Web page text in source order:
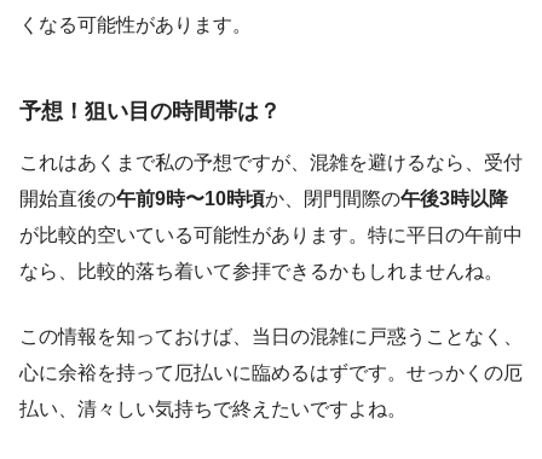
くなる可能性があります。
予想！狙い目の時間帯は？
これはあくまで私の予想ですが、混雑を避けるなら、受付
開始直後の午前9時〜10時頃か、閉門間際の午後3時以降
が比較的空いている可能性があります。特に平日の午前中
なら、比較的落ち着いて参拝できるかもしれませんね。
この情報を知っておけば、当日の混雑に戸惑うことなく、
心に余裕を持って厄払いに臨めるはずです。せっかくの厄
払い、清々しい気持ちで終えたいですよね。